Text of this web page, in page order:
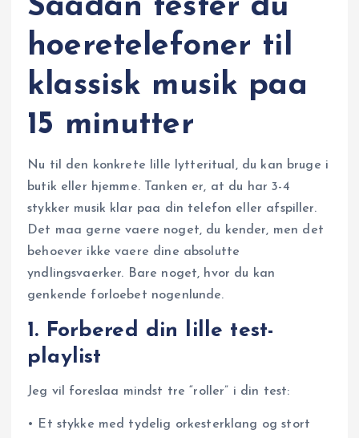
Saadan tester du
hoeretelefoner til
klassisk musik paa
15 minutter
Nu til den konkrete lille lytteritual, du kan bruge i
butik eller hjemme. Tanken er, at du har 3-4
stykker musik klar paa din telefon eller afspiller.
Det maa gerne vaere noget, du kender, men det
behoever ikke vaere dine absolutte
yndlingsvaerker. Bare noget, hvor du kan
genkende forloebet nogenlunde.
1. Forbered din lille test-
playlist
Jeg vil foreslaa mindst tre “roller” i din test:
• Et stykke med tydelig orkesterklang og stort